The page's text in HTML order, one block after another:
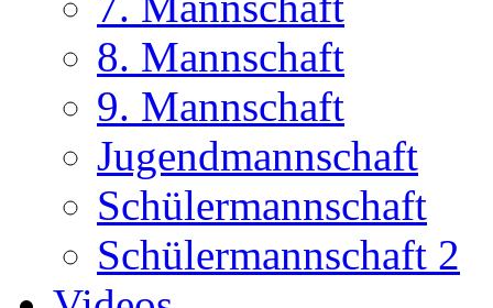
8. Mannschaft
9. Mannschaft
Jugendmannschaft
Schülermannschaft
Schülermannschaft 2